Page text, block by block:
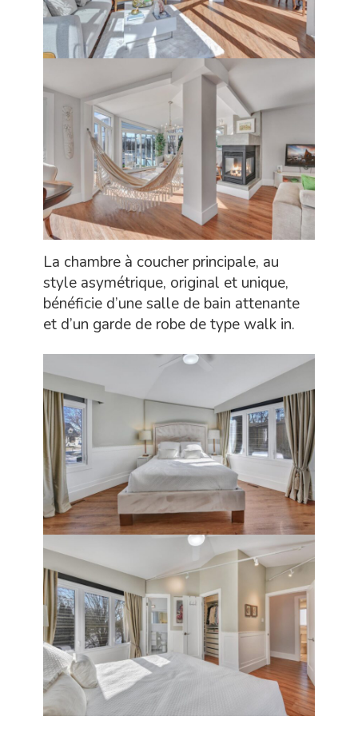
La chambre à coucher principale, au
style asymétrique, original et unique,
bénéficie d’une salle de bain attenante
et d’un garde de robe de type walk in.